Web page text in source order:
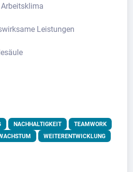
Leistungen
NACHHALTIGKEIT
TEAMWORK
WEITERENTWICKLUNG